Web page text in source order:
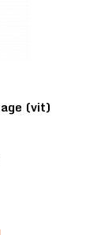
(vit)